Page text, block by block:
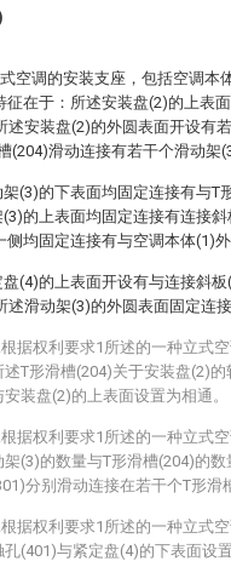
空调的安装支座，包括空调本
征在于：所述安装盘(2)的上表
述安装盘(2)的外圆表面开设有
(204)滑动连接有若干个滑动架
架(3)的下表面均固定连接有与T
的上表面均固定连接有连接
侧均固定连接有与空调本体(1)
盘(4)的上表面开设有与连接斜
述滑动架(3)的外圆表面固定连
据权利要求1所述的一种立式
述T形滑槽(204)关于安装盘(2)
安装盘(2)的上表面设置为相通。
据权利要求1所述的一种立式
架(3)的数量与T形滑槽(204)的
分别滑动连接在若干个T形滑
根据权利要求1所述的一种立式
孔(401)与紧定盘(4)的下表面设